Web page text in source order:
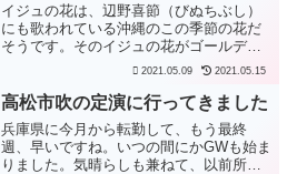
イジュの花は、辺野喜節（びぬちぶし）
にも歌われている沖縄のこの季節の花だ
そうです。そのイジュの花がゴールデン
ウィークの5月5日に満開だったと聞きま
きゅい、 わぬも伊集やとて 真白咲か
な。（うんじゅぬきぬは...
2021.05.09 2021.05.15
高松市吹の定演に行ってきました
兵庫県に今月から転勤して、もう最終
週、早いですね。いつの間にかGWも始ま
りました。気晴らしも兼ねて、以前所属